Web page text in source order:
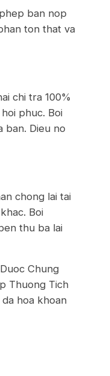
ban nop
ton that va
chi tra 100%
phuc. Boi
ban. Dieu no
chong lai tai
Boi
thu ba lai
Chung
Thuong Tich
hoa khoan